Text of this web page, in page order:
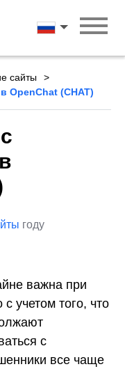
Русский
сайты
OpenChat (CHAT)
году
важна при
учетом того, что
с
все чаще